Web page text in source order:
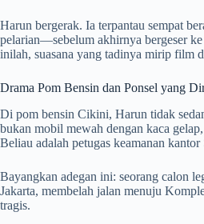
Harun bergerak. Ia terpantau sempat
pelarian—sebelum akhirnya bergeser
inilah, suasana yang tadinya mirip film
Drama Pom Bensin dan Ponsel yang
Di pom bensin Cikini, Harun tidak
bukan mobil mewah dengan kaca
Beliau adalah petugas keamanan kantor
Bayangkan adegan ini: seorang calon
Jakarta, membelah jalan menuju
tragis.